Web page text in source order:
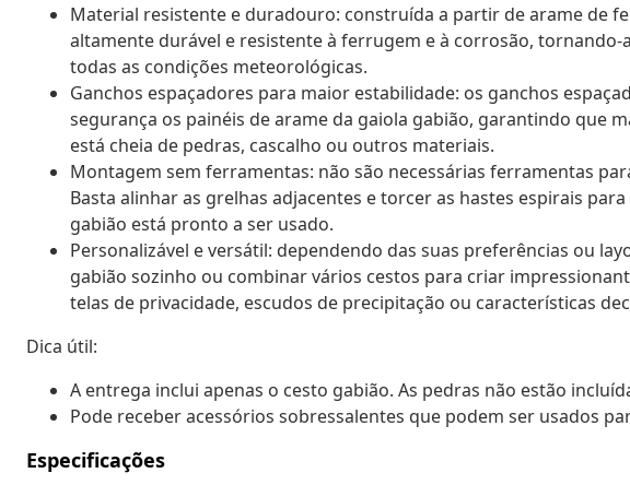
Material resistente e duradouro: construída a partir de arame de
altamente durável e resistente à ferrugem e à corrosão,
todas as condições meteorológicas.
Ganchos espaçadores para maior estabilidade: os ganchos
segurança os painéis de arame da gaiola gabião, garantindo que
está cheia de pedras, cascalho ou outros materiais.
Montagem sem ferramentas: não são necessárias ferramentas
Basta alinhar as grelhas adjacentes e torcer as hastes espirais
gabião está pronto a ser usado.
Personalizável e versátil: dependendo das suas preferências ou
gabião sozinho ou combinar vários cestos para criar
telas de privacidade, escudos de precipitação ou características
Dica útil:
A entrega inclui apenas o cesto gabião. As pedras não estão
Pode receber acessórios sobressalentes que podem ser usados
Especificações